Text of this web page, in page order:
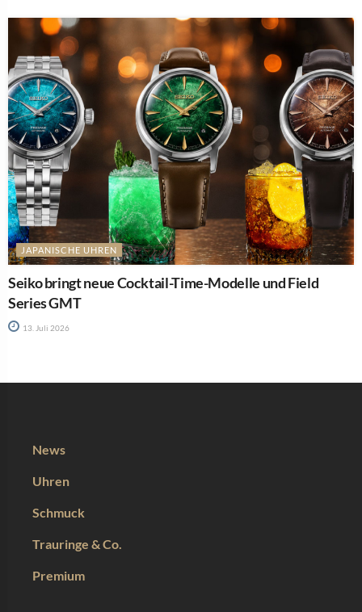
JAPANISCHE UHREN
Seiko bringt neue Cocktail-Time-Modelle und Field
Series GMT
13. Juli 2026
News
Uhren
Schmuck
Trauringe & Co.
Premium